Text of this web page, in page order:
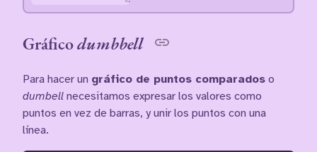
Gráficodumbbell
Para hacer un gráfico de puntos comparados o
dumbell necesitamos expresar los valores como
puntos en vez de barras, y unir los puntos con una
línea.